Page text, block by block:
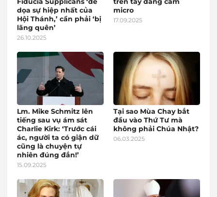
dọa sự hiệp nhất của
Hội Thánh,’ cần phải ‘bị
lãng quên’
26.10.2025
micro
17.09.2025
Lm. Mike Schmitz lên
tiếng sau vụ ám sát
Charlie Kirk: ‘Trước cái
ác, người ta có giận dữ
cũng là chuyện tự
nhiên đúng đắn!’
15.09.2025
Tại sao Mùa Chay bắt
đầu vào Thứ Tư mà
không phải Chúa Nhật?
06.03.2025